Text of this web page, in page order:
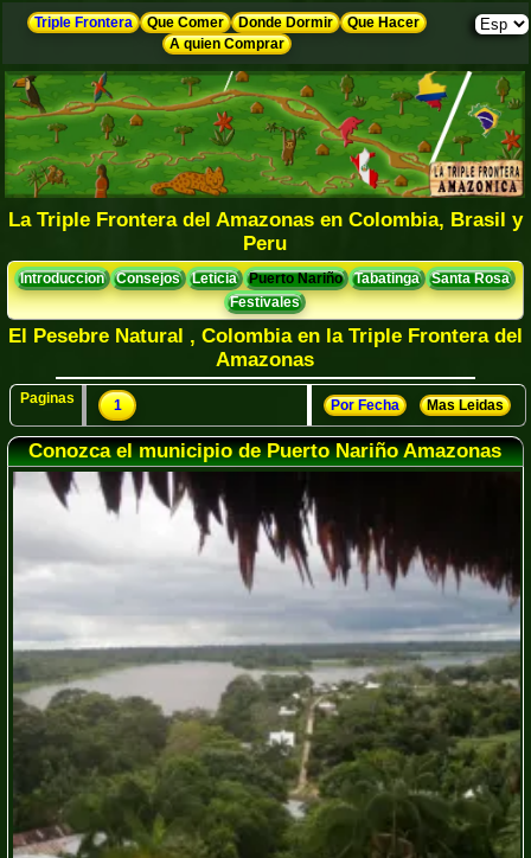
Triple Frontera Que Comer Donde Dormir
Que Hacer
A quien Comprar
La Triple Frontera del Amazonas en Colombia, Brasil y
Peru
Introduccion Consejos Leticia Puerto Nariño Tabatinga
Santa Rosa
Festivales
El Pesebre Natural , Colombia en la Triple Frontera del
Amazonas
Paginas 1 Por Fecha Mas Leidas
Conozca el municipio de Puerto Nariño Amazonas